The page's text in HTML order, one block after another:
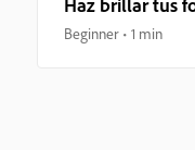
Beginner 1 min